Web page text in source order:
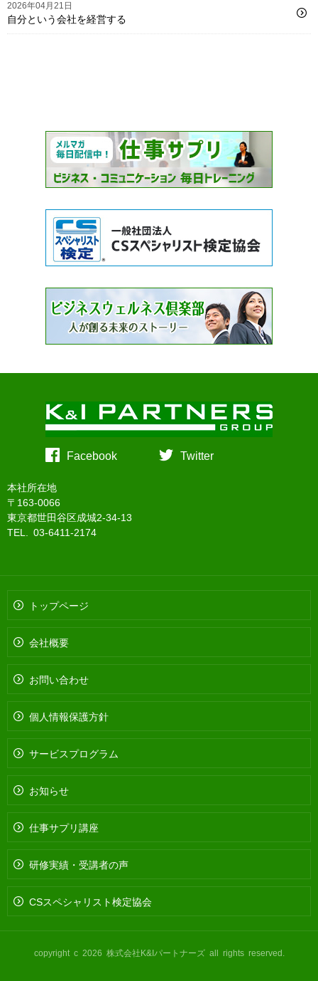
2026年04月21日
自分という会社を経営する
Facebook Twitter
本社所在地
〒163-0066
東京都世田谷区成城2-34-13
TEL. 03-6411-2174
トップページ
会社概要
お問い合わせ
個人情報保護方針
サービスプログラム
お知らせ
仕事サプリ講座
研修実績・受講者の声
CSスペシャリスト検定協会
copyright c 2026 株式会社K&Iパートナーズ all rights reserved.